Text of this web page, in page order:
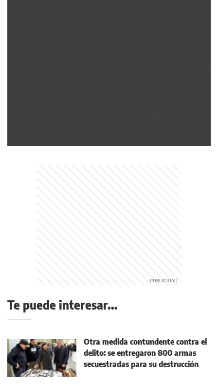
Te puede interesar...
Otra medida contundente contra el
delito: se entregaron 800 armas
secuestradas para su destrucción